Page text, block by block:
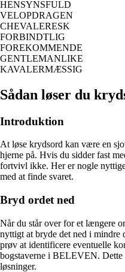
HENSYNSFULD
VELOPDRAGEN
CHEVALERESK
FORBINDTLIG
FOREKOMMENDE
GENTLEMANLIKE
KAVALERMÆSSIG
Sådan løser du
Introduktion
At løse krydsord kan være en
hjerne på. Hvis du sidder fast
fortvivl ikke. Her er nogle
med at finde svaret.
Bryd ordet ned
Når du står over for et længere
nyttigt at bryde det ned i mindre
prøv at identificere eventuelle
bogstaverne i BELEVEN.
løsninger.